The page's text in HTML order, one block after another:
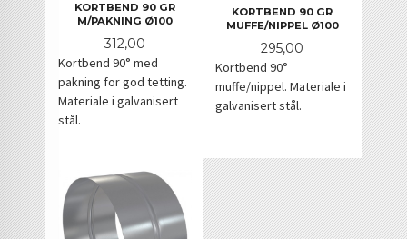
KORTBEND 90 GR
M/PAKNING Ø100
Pris
312,00
Kortbend 90° med
pakning for god tetting.
Materiale i galvanisert
stål.
KORTBEND 90 GR
MUFFE/NIPPEL Ø100
Pris
295,00
Kortbend 90°
muffe/nippel. Materiale i
galvanisert stål.